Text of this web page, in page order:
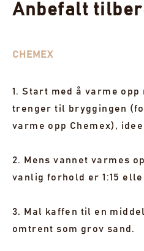
Anbefalt
CHEMEX
1. Start med å varme opp
trenger til bryggingen
varme opp Chemex),
2. Mens vannet varmes
vanlig forhold er 1:15
3. Mal kaffen til en
omtrent som grov sand.